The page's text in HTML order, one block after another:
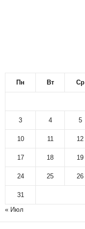
Пн Вт Ср
3 4 5
10 11 12
17 18 19
24 25 26
31
« Июл